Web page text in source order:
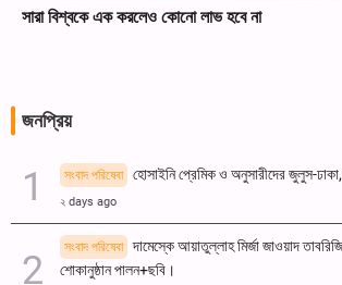
সারা বিশ্বকে এক করলেও কোনো লাভ হবে না
জনপ্রিয়
সংবাদ পরিষেবা হোসাইনি প্রেমিক ও অনুসারীদের জুলুস-
২ days ago
সংবাদ পরিষেবা
দামেস্কে আয়াতুল্লাহ মির্জা জাওয়াদ
শোকানুষ্ঠান পালন+ছবি।